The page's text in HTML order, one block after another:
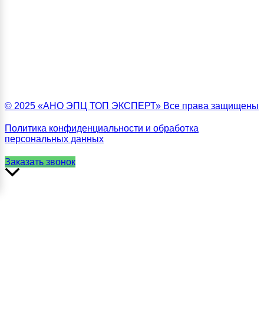
© 2025 «АНО ЭПЦ ТОП ЭКСПЕРТ» Все права защищены
Политика конфиденциальности и обработка
персональных данных
Заказать звонок